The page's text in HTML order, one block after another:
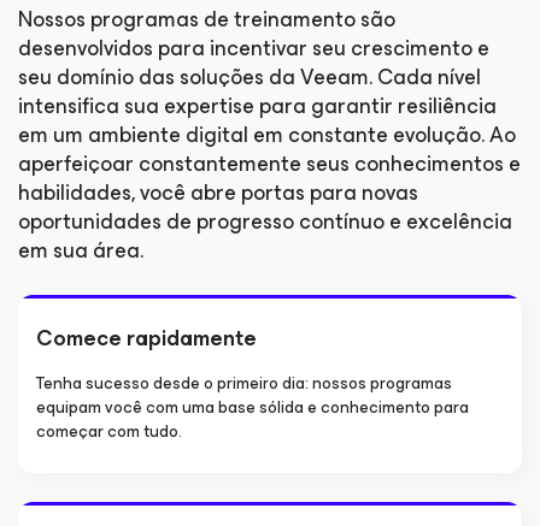
Nossos programas de treinamento são
desenvolvidos para incentivar seu crescimento e
seu domínio das soluções da Veeam. Cada nível
intensifica sua expertise para garantir resiliência
em um ambiente digital em constante evolução. Ao
aperfeiçoar constantemente seus conhecimentos e
habilidades, você abre portas para novas
oportunidades de progresso contínuo e excelência
em sua área.
Comece rapidamente
Tenha sucesso desde o primeiro dia: nossos programas
equipam você com uma base sólida e conhecimento para
começar com tudo.